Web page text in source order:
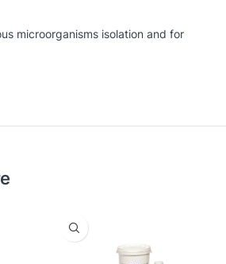
microorganisms isolation and for